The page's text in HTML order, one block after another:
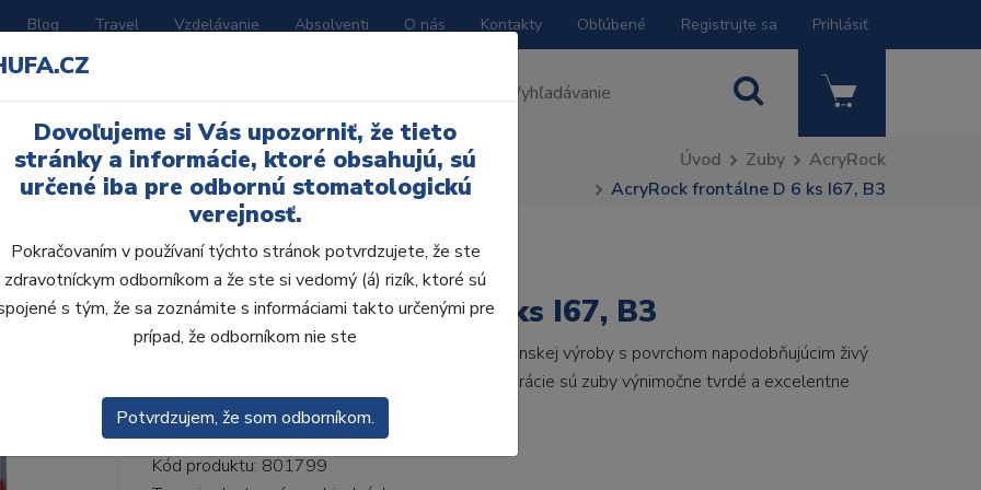
Blog Travel Vzdelávanie Absolventi O nás Kontakty Obľúbené Registrujte sa Prihlásiť
D 6 ks I67, B3 Úvod Zuby
AcryRock
AcryRock frontálne D 6 ks I67, B3
AcryRock frontálne D 6 ks I67, B3
• Dvojvrstvové veľmi estetické živičné zuby talianskej výroby s povrchom napodobňujúcim živý
zub.• Vďaka použitiu špeciálnej živice novej generácie sú zuby výnimočne tvrdé a excelentne
odolávajú ab...ZOBRAZIT VÍCE
Kód produktu: 801799
Dovoľujeme si Vás upozorniť, že tieto
stránky a informácie, ktoré obsahujú, sú
určené iba pre odbornú stomatologickú
verejnosť.
Pokračovaním v používaní týchto stránok potvrdzujete, že ste
zdravotníckym odborníkom a že ste si vedomý (á) rizík, ktoré sú
s tým, že sa zoznámite s informáciami takto určenými pre
prípad, že odborníkom nie ste
Potvrdzujem, že som odborníkom.